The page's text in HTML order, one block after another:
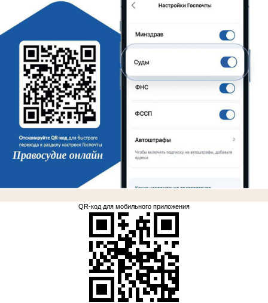
.
QR-код для мобильного приложения